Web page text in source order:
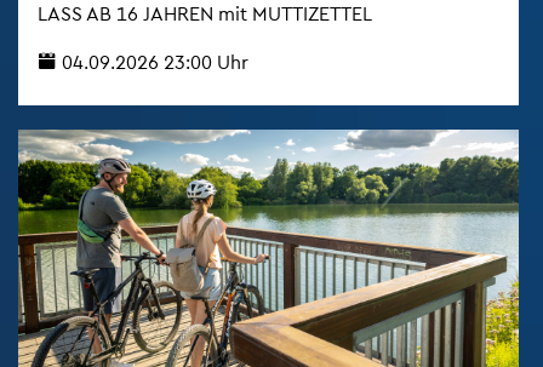
LASS AB 16 JAH­REN mit MUT­TI­ZET­TEL
04.09.2026 23:00 Uhr